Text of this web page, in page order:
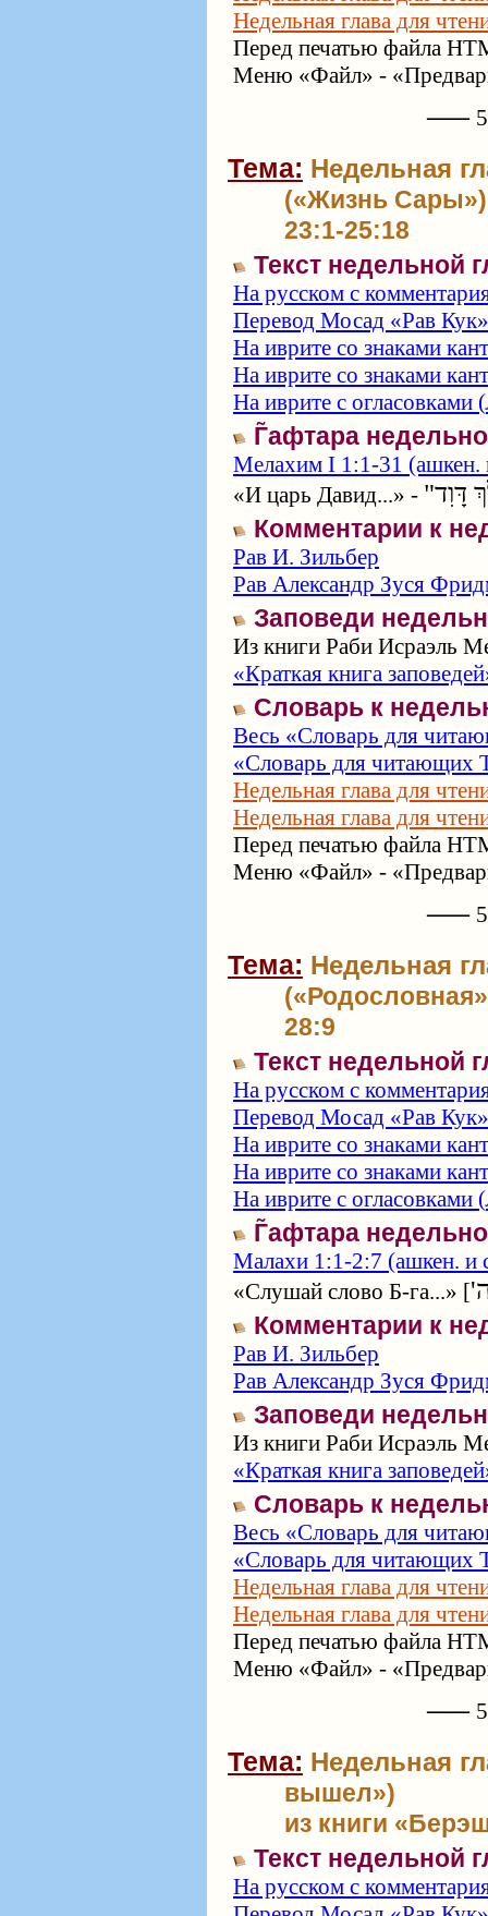
Недельная глава для
Перед печатью файла
Меню «Файл» -
⸺
Тема: Недельная
(«Жизнь Сары»)
23:1-25:18
Текст недельной
На русском с
Перевод Мосад «Рав Кук»
На иврите со знаками
На иврите со знаками
На иврите с огласовками (
Г̃афтара
Мелахим I 1:1-31 (ашкен.
«И царь Давид...» - דָּוִד"
Комментарии к
Рав И. Зильбер
Рав Александр Зуся
Заповеди
Из книги Раби Исраэль
«Краткая книга
Словарь к
Весь «Словарь для
«Словарь для читающих
Недельная глава для
Недельная глава для
Перед печатью файла
Меню «Файл» -
⸺
Тема: Недельная
28:9
Текст недельной
На русском с
Перевод Мосад «Рав Кук»
На иврите со знаками
На иврите со знаками
На иврите с огласовками (
Г̃афтара
Малахи 1:1-2:7 (ашкен. и
«Слушай слово Б-га...» [
Комментарии к
Рав И. Зильбер
Рав Александр Зуся
Заповеди
Из книги Раби Исраэль
«Краткая книга
Словарь к
Весь «Словарь для
«Словарь для читающих
Недельная глава для
Недельная глава для
Перед печатью файла
Меню «Файл» -
⸺
Тема: Недельная
вышел»)
из книги
Текст недельной
На русском с